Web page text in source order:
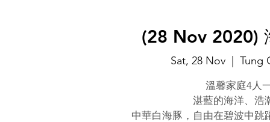
(28 Nov 2020)
Sat, 28 Nov
  |
Tung
溫馨家庭4人
湛藍的海洋、浩
中華白海豚，自由在碧波中